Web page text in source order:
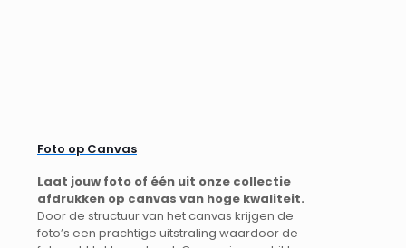
Foto op Canvas
Laat jouw foto of één uit onze collectie
afdrukken op canvas van hoge kwaliteit.
Door de structuur van het canvas krijgen de
foto’s een prachtige uitstraling waardoor de